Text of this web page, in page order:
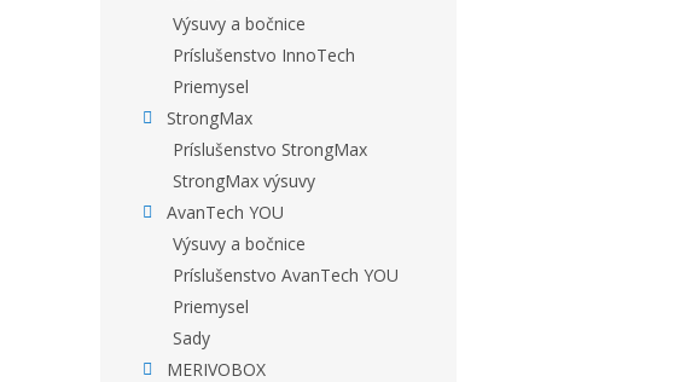
Výsuvy a bočnice
Príslušenstvo InnoTech
Priemysel
StrongMax
Príslušenstvo StrongMax
StrongMax výsuvy
AvanTech YOU
Výsuvy a bočnice
Príslušenstvo AvanTech YOU
Priemysel
Sady
MERIVOBOX